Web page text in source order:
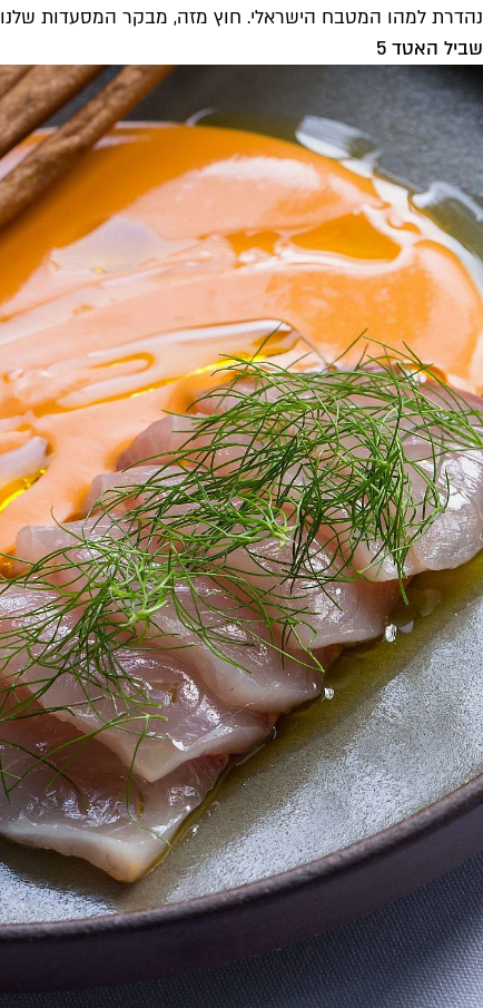
נהדרת למהו המטבח הישראלי. חוץ מזה, מבקר המסעדות שלנו
שביל האטד 5